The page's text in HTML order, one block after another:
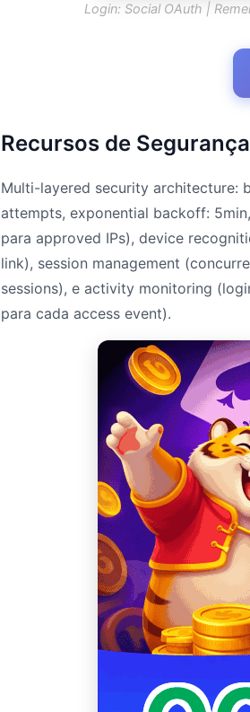
Login: Social OAuth |
Recursos de Segurança
Multi-layered security
attempts, exponential backoff:
para approved IPs), device
link), session management
sessions), e activity monitoring
para cada access event).